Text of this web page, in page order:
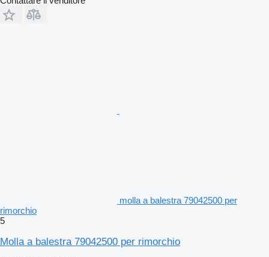
molla a balestra 79042500 per
rimorchio
5
Molla a balestra 79042500 per rimorchio